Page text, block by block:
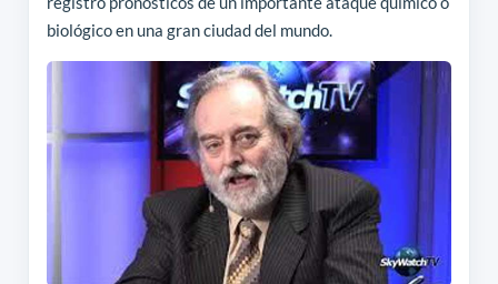
biológico en una gran ciudad del mundo.